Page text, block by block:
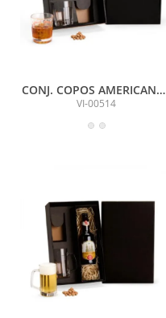
CONJ. COPOS AMERICANOS
PARA DRINK - 315 ML - 4
VI-00514